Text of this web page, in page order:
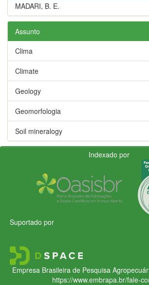
MADARI, B. E.
Assunto
Clima
Climate
Geology
Geomorfologia
Soil mineralogy
Indexado por
Suportado por
Empresa Brasileira de Pesquisa
https://www.embrapa.br/fale-